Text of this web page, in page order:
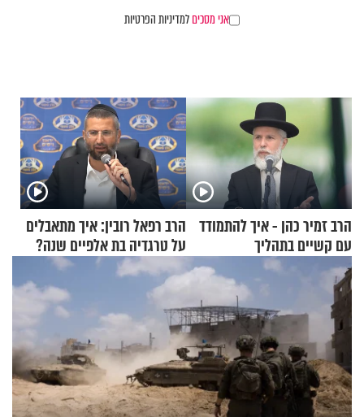
אני מסכיםלמדיניות הפרטיות
הרב זמיר כהן - איך להתמודד
עם קשיים בתהליך
ההתחזקות?
הרב רפאל רובין: איך מתאבלים
על טרגדיה בת אלפיים שנה?